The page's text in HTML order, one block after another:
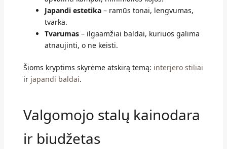
Japandi estetika– ramūs tonai, lengvumas,
tvarka.
Tvarumas– ilgaamžiai baldai, kuriuos galima
atnaujinti, o ne keisti.
Šioms kryptims skyrėme atskirą temą: interjero stiliai
ir japandi baldai.
Valgomojo stalų kainodara
ir biudžetas